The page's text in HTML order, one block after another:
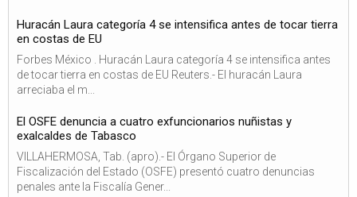
Huracán Laura categoría 4 se intensifica antes de tocar tierra
en costas de EU
Forbes México . Huracán Laura categoría 4 se intensifica antes
de tocar tierra en costas de EU Reuters.- El huracán Laura
arreciaba el m...
El OSFE denuncia a cuatro exfuncionarios nuñistas y
exalcaldes de Tabasco
VILLAHERMOSA, Tab. (apro).- El Órgano Superior de
Fiscalización del Estado (OSFE) presentó cuatro denuncias
penales ante la Fiscalía Gener...